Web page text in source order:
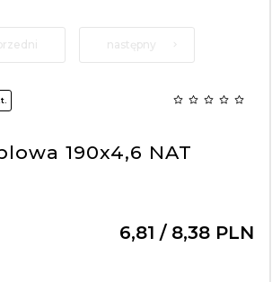
następny
190x4,6 NAT
6,81 / 8,38 PLN